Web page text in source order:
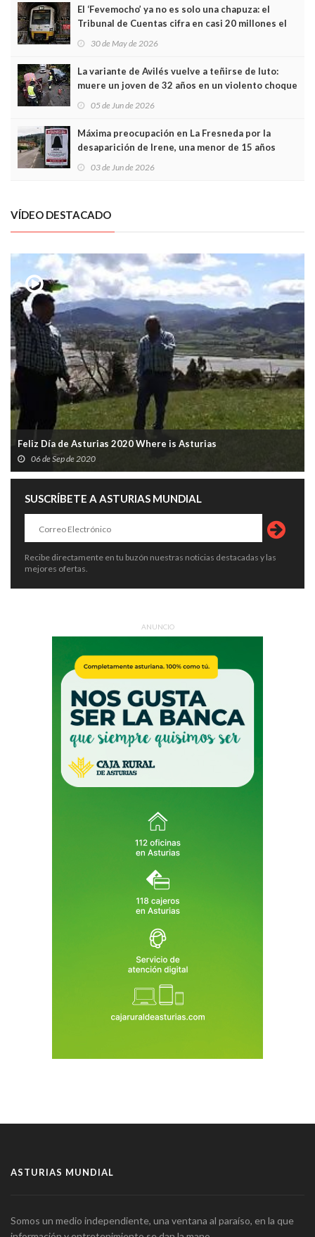
El ‘Fevemocho’ ya no es solo una chapuza: el
Tribunal de Cuentas cifra en casi 20 millones el
sobrecoste de los trenes que no cabían por los
30 de May de 2026
La variante de Avilés vuelve a teñirse de luto:
muere un joven de 32 años en un violento choque
frontal
05 de Jun de 2026
Máxima preocupación en La Fresneda por la
desaparición de Irene, una menor de 15 años
03 de Jun de 2026
VÍDEO DESTACADO
Feliz Día de Asturias 2020 Where is Asturias
06 de Sep de 2020
SUSCRÍBETE A ASTURIAS MUNDIAL
Recibe directamente en tu buzón nuestras noticias destacadas y las
mejores ofertas.
ANUNCIO
ASTURIAS MUNDIAL
Somos un medio independiente, una ventana al paraíso, en la que